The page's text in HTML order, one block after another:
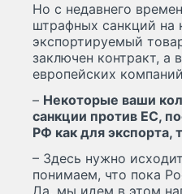
Но с недавнего
штрафных санкций на
экспортируемый
заключен контракт, а
европейских
– Некоторые ваши
санкции против ЕС,
РФ как для экспорта,
– Здесь нужно
понимаем, что пока